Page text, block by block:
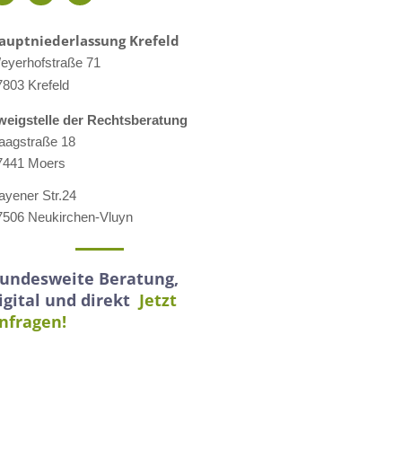
Krefeld
71
Krefeld
der Rechtsberatung
18
Moers
Str.24
Neukirchen-Vluyn
Beratung,
und direkt Jetzt